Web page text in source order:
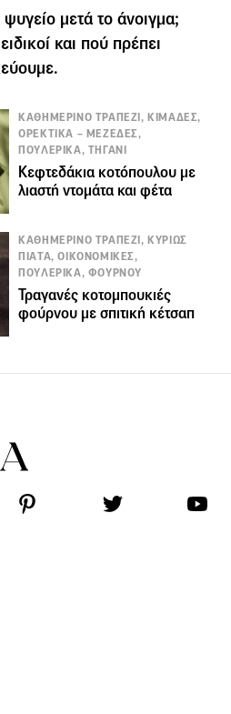
μετά το άνοιγμα;
και πού πρέπει
ΚΑΘΗΜΕΡΙΝΟ ΤΡΑΠΕΖΙ, ΚΙΜΑΔΕΣ,
ΟΡΕΚΤΙΚΑ – ΜΕΖΕΔΕΣ,
ΠΟΥΛΕΡΙΚΑ, ΤΗΓΑΝΙ
Κεφτεδάκια κοτόπουλου με
λιαστή ντομάτα και φέτα
ΚΑΘΗΜΕΡΙΝΟ ΤΡΑΠΕΖΙ, ΚΥΡΙΩΣ
ΠΙΑΤΑ, ΟΙΚΟΝΟΜΙΚΕΣ,
ΠΟΥΛΕΡΙΚΑ, ΦΟΥΡΝΟΥ
Τραγανές κοτομπουκιές
φούρνου με σπιτική κέτσαπ